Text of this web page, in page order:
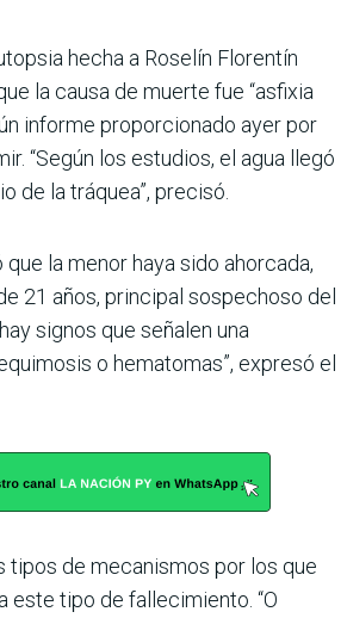
hecha a Roselín Florentín
la causa de muerte fue “asfixia
informe proporcio­nado ayer por
“Según los estudios, el agua llegó
de la tráquea”, precisó.
la menor haya sido ahorcada,
21 años, principal sospechoso del
signos que señalen una
o hemato­mas”, expresó el
tipos de mecanismos por los que
este tipo de fallecimiento. “O